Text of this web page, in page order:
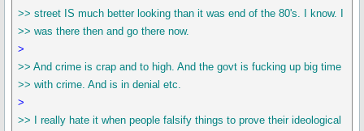
>> street IS much better looking than it was end of the 80's. I know. I
>> was there then and go there now.
>
>> And crime is crap and to high. And the govt is fucking up big time
>> with crime. And is in denial etc.
>
>> I really hate it when people falsify things to prove their ideological